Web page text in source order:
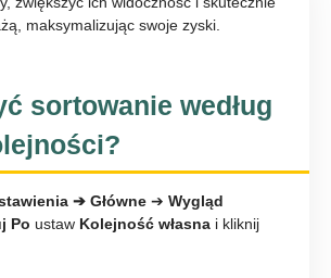
maksymalizując swoje zyski.
sortowanie według
➔ Główne ➔ Wygląd
Po ustaw Kolejność własna i kliknij